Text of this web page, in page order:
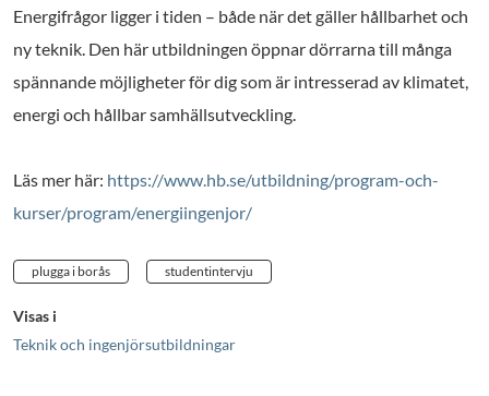
Energifrågor ligger i tiden – både när det gäller hållbarhet och
ny teknik. Den här utbildningen öppnar dörrarna till många
spännande möjligheter för dig som är intresserad av klimatet,
energi och hållbar samhällsutveckling.
Läs mer här: https://www.hb.se/utbildning/program-och-
kurser/program/energiingenjor/
plugga i borås studentintervju
Visas i
Teknik och ingenjörsutbildningar